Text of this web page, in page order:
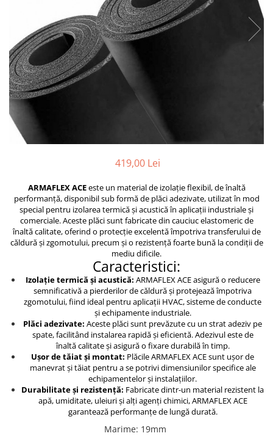
419,00 Lei
ARMAFLEX ACEeste un material de izolație flexibil, de înaltă
performanță, disponibil sub formă de plăci adezivate, utilizat în mod
special pentru izolarea termică și acustică în aplicații industriale și
comerciale. Aceste plăci sunt fabricate din cauciuc elastomeric de
înaltă calitate, oferind o protecție excelentă împotriva transferului de
căldură și zgomotului, precum și o rezistență foarte bună la condiții de
mediu dificile.
Caracteristici:
Izolație termică și acustică: ARMAFLEX ACE asigură o reducere
semnificativă a pierderilor de căldură și protejează împotriva
zgomotului, fiind ideal pentru aplicații HVAC, sisteme de conducte
și echipamente industriale.
Plăci adezivate: Aceste plăci sunt prevăzute cu un strat adeziv pe
spate, facilitând instalarea rapidă și eficientă. Adezivul este de
înaltă calitate și asigură o fixare durabilă în timp.
Ușor de tăiat și montat: Plăcile ARMAFLEX ACE sunt ușor de
manevrat și tăiat pentru a se potrivi dimensiunilor specifice ale
echipamentelor și instalațiilor.
Durabilitate și rezistență: Fabricate dintr-un material rezistent la
apă, umiditate, uleiuri și alți agenți chimici, ARMAFLEX ACE
garantează performanțe de lungă durată.
Marime: 19mm